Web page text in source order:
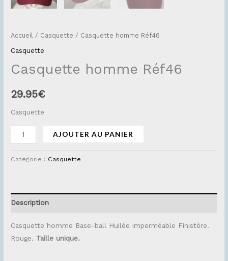
Accueil / Casquette / Casquette homme Réf46
Casquette
Casquette homme Réf46
29.95€
Casquette
AJOUTER AU PANIER
Catégorie : Casquette
Description
Casquette homme Base-ball Huilée imperméable Finistère.
Rouge. Taille unique.